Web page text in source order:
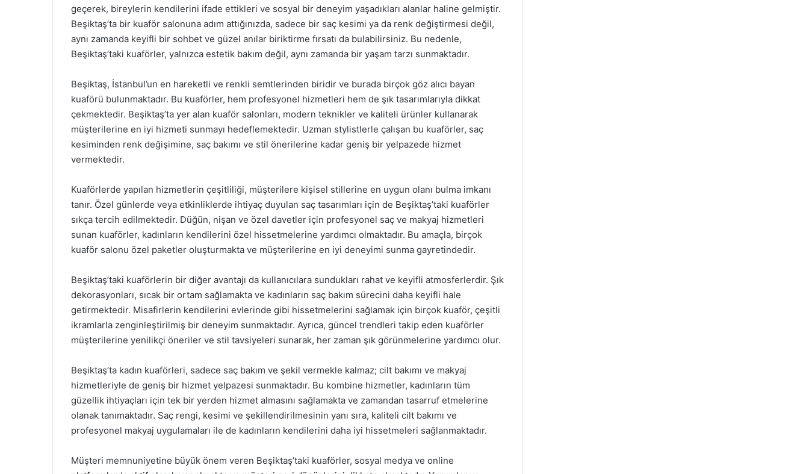
geçerek, bireylerin kendilerini ifade ettikleri ve sosyal bir deneyim yaşadıkları alanlar haline gelmiştir.
Beşiktaş’ta bir kuaför salonuna adım attığınızda, sadece bir saç kesimi ya da renk değiştirmesi değil,
aynı zamanda keyifli bir sohbet ve güzel anılar biriktirme fırsatı da bulabilirsiniz. Bu nedenle,
Beşiktaş’taki kuaförler, yalnızca estetik bakım değil, aynı zamanda bir yaşam tarzı sunmaktadır.
Beşiktaş, İstanbul’un en hareketli ve renkli semtlerinden biridir ve burada birçok göz alıcı bayan
kuaförü bulunmaktadır. Bu kuaförler, hem profesyonel hizmetleri hem de şık tasarımlarıyla dikkat
çekmektedir. Beşiktaş’ta yer alan kuaför salonları, modern teknikler ve kaliteli ürünler kullanarak
müşterilerine en iyi hizmeti sunmayı hedeflemektedir. Uzman stylistlerle çalışan bu kuaförler, saç
kesiminden renk değişimine, saç bakımı ve stil önerilerine kadar geniş bir yelpazede hizmet
vermektedir.
Kuaförlerde yapılan hizmetlerin çeşitliliği, müşterilere kişisel stillerine en uygun olanı bulma imkanı
tanır. Özel günlerde veya etkinliklerde ihtiyaç duyulan saç tasarımları için de Beşiktaş’taki kuaförler
sıkça tercih edilmektedir. Düğün, nişan ve özel davetler için profesyonel saç ve makyaj hizmetleri
sunan kuaförler, kadınların kendilerini özel hissetmelerine yardımcı olmaktadır. Bu amaçla, birçok
kuaför salonu özel paketler oluşturmakta ve müşterilerine en iyi deneyimi sunma gayretindedir.
Beşiktaş’taki kuaförlerin bir diğer avantajı da kullanıcılara sundukları rahat ve keyifli atmosferlerdir. Şık
dekorasyonları, sıcak bir ortam sağlamakta ve kadınların saç bakım sürecini daha keyifli hale
getirmektedir. Misafirlerin kendilerini evlerinde gibi hissetmelerini sağlamak için birçok kuaför, çeşitli
ikramlarla zenginleştirilmiş bir deneyim sunmaktadır. Ayrıca, güncel trendleri takip eden kuaförler
müşterilerine yenilikçi öneriler ve stil tavsiyeleri sunarak, her zaman şık görünmelerine yardımcı olur.
Beşiktaş’ta kadın kuaförleri, sadece saç bakım ve şekil vermekle kalmaz; cilt bakımı ve makyaj
hizmetleriyle de geniş bir hizmet yelpazesi sunmaktadır. Bu kombine hizmetler, kadınların tüm
güzellik ihtiyaçları için tek bir yerden hizmet almasını sağlamakta ve zamandan tasarruf etmelerine
olanak tanımaktadır. Saç rengi, kesimi ve şekillendirilmesinin yanı sıra, kaliteli cilt bakımı ve
profesyonel makyaj uygulamaları ile de kadınların kendilerini daha iyi hissetmeleri sağlanmaktadır.
Müşteri memnuniyetine büyük önem veren Beşiktaş’taki kuaförler, sosyal medya ve online